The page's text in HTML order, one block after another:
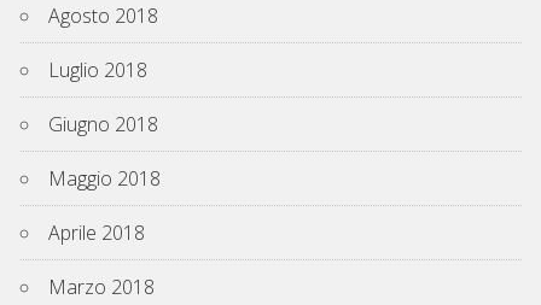
Agosto 2018
Luglio 2018
Giugno 2018
Maggio 2018
Aprile 2018
Marzo 2018